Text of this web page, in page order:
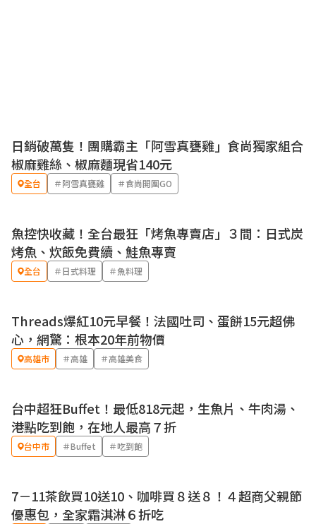
日銷破萬隻！團購霸主「阿雪真甕雞」食尚獨家組合
椒麻雞絲、椒麻麵現省140元
全台 ＃阿雪真甕雞 ＃食尚開團GO
魚控快收藏！全台最狂「烤魚專賣店」３間：日式炭
烤魚、炊飯免費續、鮭魚專賣
全台 ＃日式料理 ＃魚料理
Threads爆紅10元早餐！法國吐司、蛋餅15元超佛
心，網驚：根本20年前物價
高雄市 ＃高雄 ＃高雄美食
優惠
台中超狂Buffet！最低818元起，生魚片、牛肉湯、
港點吃到飽，在地人最高７折
台中市 ＃Buffet ＃吃到飽
優惠
7－11茶飲買10送10、咖啡買８送８！４超商父親節
優惠包，全家霜淇淋６折吃